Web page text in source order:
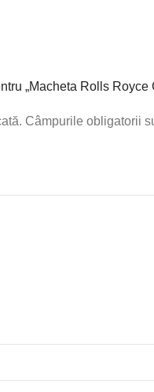
„Macheta Rolls
Câmpurile obligatorii